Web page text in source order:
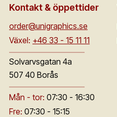
Kontakt & öppettider
order@unigraphics.se
Växel: +46 33 - 15 11 11
Solvarvsgatan 4a
507 40 Borås
Mån - tor: 07:30 - 16:30
Fre: 07:30 - 15:15